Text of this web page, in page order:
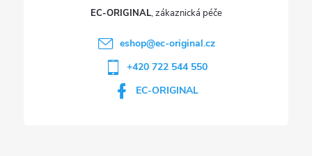
EC-ORIGINAL
eshop@ec-original.cz
+420 722 544 550
EC-ORIGINAL